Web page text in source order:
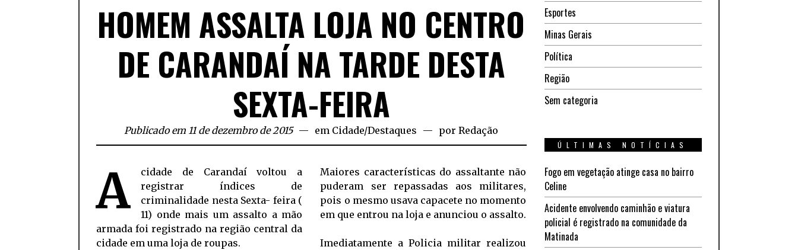
HOMEM ASSALTA LOJA NO CENTRO
DE CARANDAÍ NA TARDE DESTA
SEXTA-FEIRA
Publicado em 11 de dezembro de 2015 em Cidade/Destaques porRedação
A
cidade de Carandaí voltou a
registrar índices de
criminalidade nesta Sexta- feira (
11) onde mais um assalto a mão
armada foi registrado na região central da
cidade em uma loja de roupas.
Maiores características do assaltante não
puderam ser repassadas aos militares,
pois o mesmo usava capacete no momento
em que entrou na loja e anunciou o assalto.
Imediatamente a Policia militar realizou
Esportes
Minas Gerais
Política
Região
Sem categoria
ÚLTIMAS NOTÍCIAS
Fogo em vegetação atinge casa no bairro
Celine
Acidente envolvendo caminhão e viatura
policial é registrado na comunidade da
Matinada